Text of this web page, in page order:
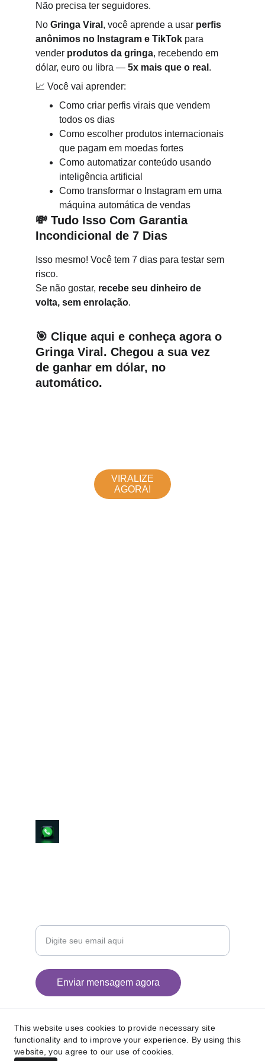
Não precisa ter seguidores.
No Gringa Viral , você aprende a usar perfis
anônimos no Instagram e TikTok para
vender produtos da gringa, recebendo em
dólar, euro ou libra — 5x mais que o real .
📈 Você vai aprender:
Como criar perfis virais que vendem
todos os dias
Como escolher produtos internacionais
que pagam em moedas fortes
Como automatizar conteúdo usando
inteligência artificial
Como transformar o Instagram em uma
máquina automática de vendas
💸 Tudo Isso Com Garantia
Incondicional de 7 Dias
Isso mesmo! Você tem 7 dias para testar sem
risco.
Se não gostar, recebe seu dinheiro de
volta, sem enrolação.
🎯 Clique aqui e conheça agora o
Gringa Viral. Chegou a sua vez
de ganhar em dólar, no
automático.
VIRALIZE
AGORA!
Enviar mensagem agora
© 2025 IA Soluções Digitais
Todos os direitos reservados.
This website uses cookies to provide necessary site
functionality and to improve your experience. By using this
website, you agree to our use of cookies.